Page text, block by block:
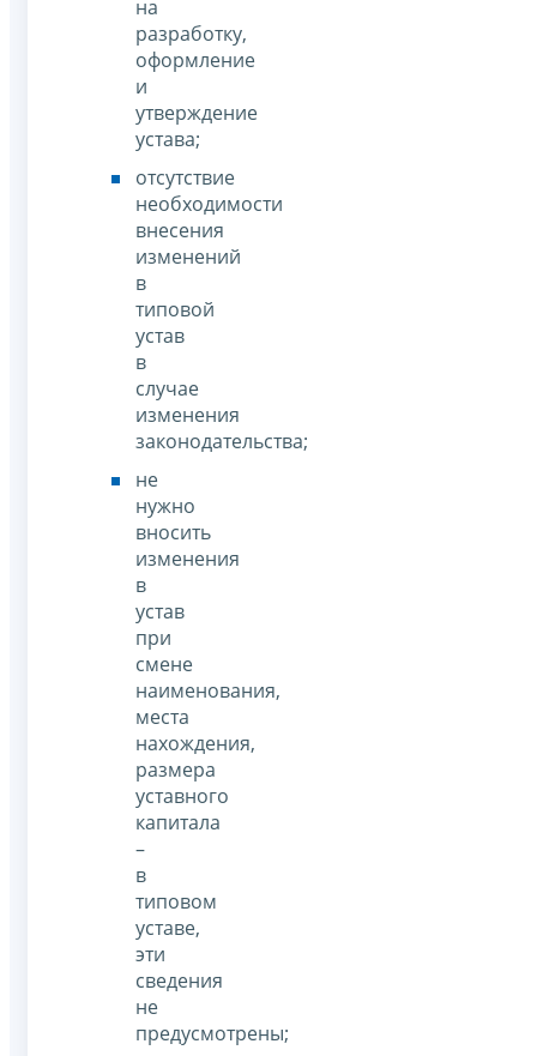
на
разработку,
оформление
и
утверждение
устава;
отсутствие
необходимости
внесения
изменений
в
типовой
устав
в
случае
изменения
законодательства;
не
нужно
вносить
изменения
в
устав
при
смене
наименования,
места
нахождения,
размера
уставного
капитала
–
в
типовом
уставе,
эти
сведения
не
предусмотрены;